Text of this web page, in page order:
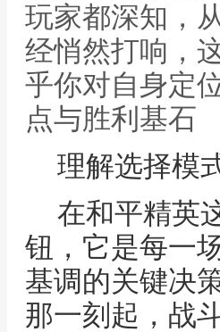
玩家都深知，
经悄然打响，
乎你对自身定
点与胜利基石
理解选择模
在和平精英
钮，它是每一
基调的关键决
那一刻起，战